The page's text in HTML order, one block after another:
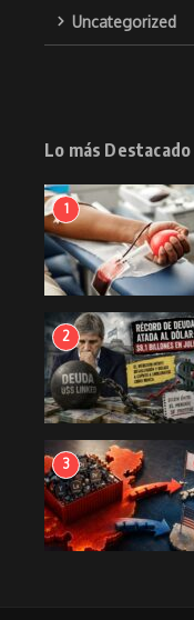
Uncategorized
Lo más Destacado
1
2
3